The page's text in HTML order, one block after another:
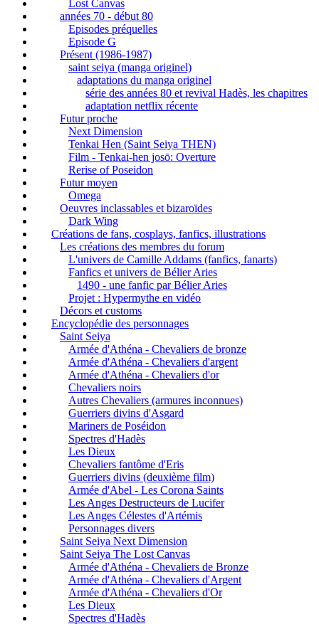
Lost Canvas
années 70 - début 80
Episodes préquelles
Episode G
Présent (1986-1987)
saint seiya (manga originel)
adaptations du manga originel
série des années 80 et revival Hadès, les chapitres
adaptation netflix récente
Futur proche
Next Dimension
Tenkai Hen (Saint Seiya THEN)
Film - Tenkai-hen josō: Overture
Rerise of Poseidon
Futur moyen
Omega
Oeuvres inclassables et bizaroïdes
Dark Wing
Créations de fans, cosplays, fanfics, illustrations
Les créations des membres du forum
L'univers de Camille Addams (fanfics, fanarts)
Fanfics et univers de Bélier Aries
1490 - une fanfic par Bélier Aries
Projet : Hypermythe en vidéo
Décors et customs
Encyclopédie des personnages
Saint Seiya
Armée d'Athéna - Chevaliers de bronze
Armée d'Athéna - Chevaliers d'argent
Armée d'Athéna - Chevaliers d'or
Chevaliers noirs
Autres Chevaliers (armures inconnues)
Guerriers divins d'Asgard
Mariners de Poséidon
Spectres d'Hadès
Les Dieux
Chevaliers fantôme d'Eris
Guerriers divins (deuxième film)
Armée d'Abel - Les Corona Saints
Les Anges Destructeurs de Lucifer
Les Anges Célestes d'Artémis
Personnages divers
Saint Seiya Next Dimension
Saint Seiya The Lost Canvas
Armée d'Athéna - Chevaliers de Bronze
Armée d'Athéna - Chevaliers d'Argent
Armée d'Athéna - Chevaliers d'Or
Les Dieux
Spectres d'Hadès